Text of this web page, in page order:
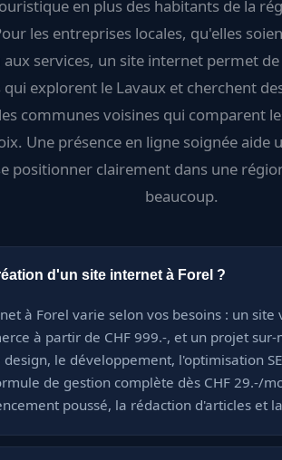
en plus des habitants de la
les entreprises locales, qu'elles
services, un site internet permet
explorent le Lavaux et cherchent
communes voisines qui comparent
Une présence en ligne soignée aide
positionner clairement dans une
beaucoup.
d'un site internet à Forel ?
à Forel varie selon vos besoins : un
à partir de CHF 999.-, et un projet
le développement, l'optimisation
de gestion complète dès CHF 29.-/
poussé, la rédaction d'articles et